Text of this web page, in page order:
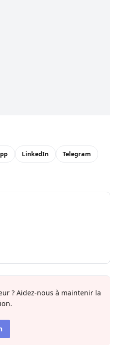
LinkedIn Telegram
? Aidez-nous à maintenir la